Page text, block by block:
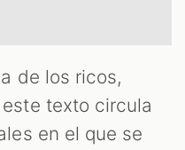
de los ricos,
texto circula
en el que se